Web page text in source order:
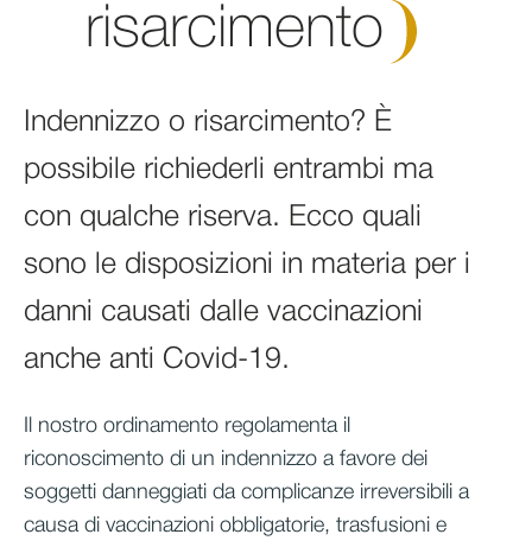
risarcimento
Indennizzo o risarcimento? È
possibile richiederli entrambi ma
con qualche riserva. Ecco quali
sono le disposizioni in materia per i
danni causati dalle vaccinazioni
anche anti Covid-19.
Il nostro ordinamento regolamenta il
riconoscimento di un indennizzo a favore dei
soggetti danneggiati da complicanze irreversibili a
causa di vaccinazioni obbligatorie, trasfusioni e